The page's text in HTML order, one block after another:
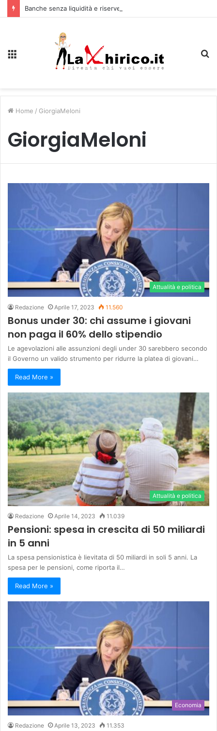
Home / GiorgiaMeloni
GiorgiaMeloni
Attualità e politica
Redazione Aprile 17, 2023 11.560
Bonus under 30: chi assume i giovani
non paga il 60% dello stipendio
Le agevolazioni alle assunzioni degli under 30 sarebbero secondo
il Governo un valido strumento per ridurre la platea di giovani…
Read More »
Attualità e politica
Redazione Aprile 14, 2023 11.039
Pensioni: spesa in crescita di 50 miliardi
in 5 anni
La spesa pensionistica è lievitata di 50 miliardi in soli 5 anni. La
spesa per le pensioni, come riporta il…
Read More »
Economia
Redazione Aprile 13, 2023 11.353